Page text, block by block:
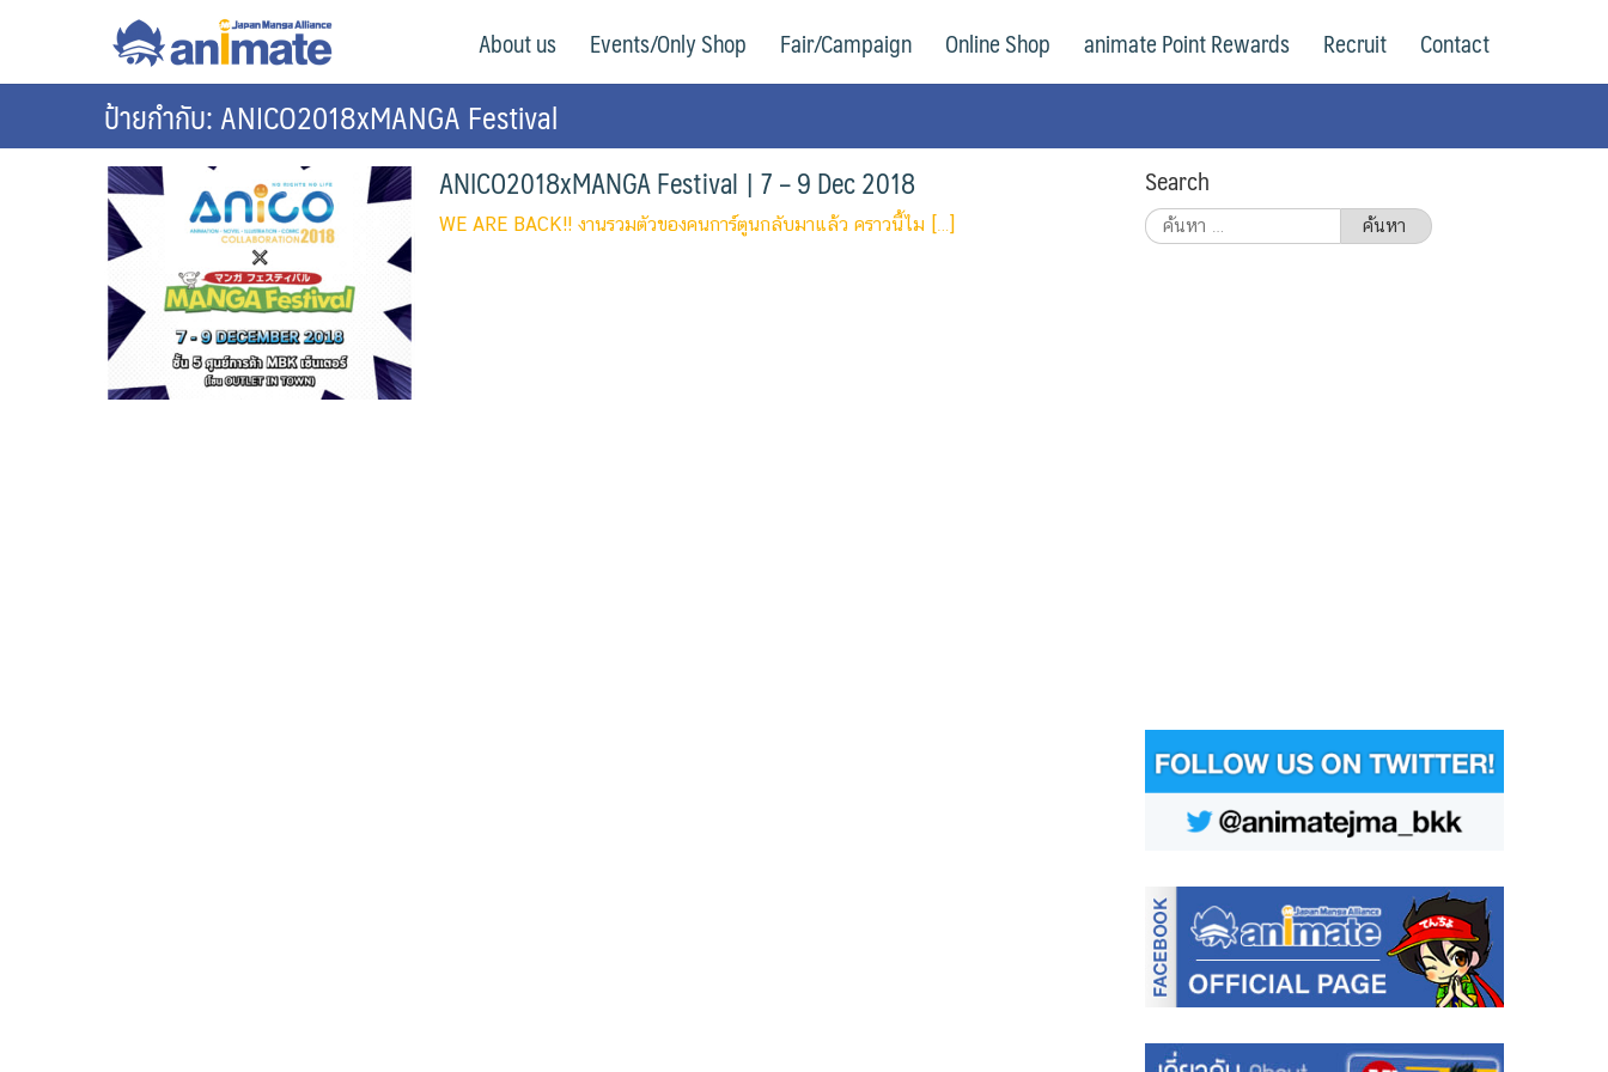
animate Bangkok – Official WebsiteAbout us Events/Only Shop Fair/Campaign Online Shop animate Point Rewards Recruit Contact
ป้ายกำกับ: ANICO2018xMANGA Festival
ANICO2018xMANGA Festival | 7 – 9 Dec 2018
WE ARE BACK!! งานรวมตัวของคนการ์ตูนกลับมาแล้ว คราวนี้ไม […]
Search
ค้นหา